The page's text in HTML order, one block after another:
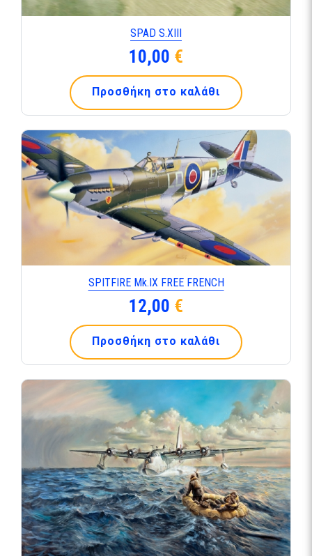
SPAD S.ΧΙΙΙ
10,00 €
Προσθήκη στο καλάθι
SPITFIRE Mk.ΙΧ FREE FRENCH
12,00 €
Προσθήκη στο καλάθι